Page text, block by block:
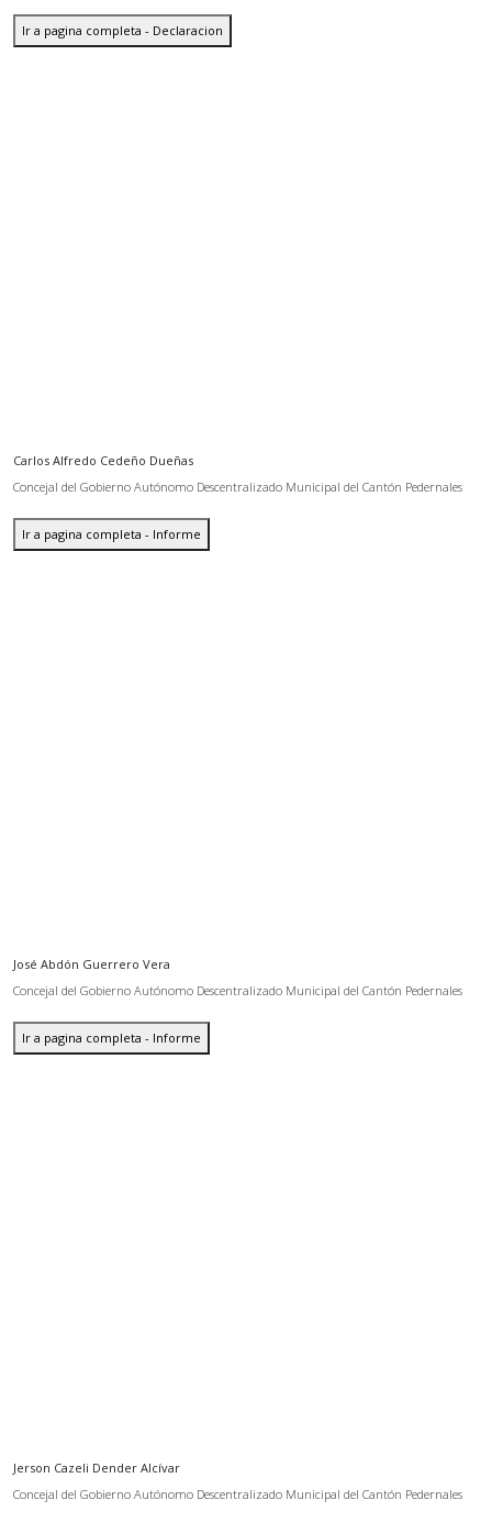
Ir a pagina completa - Declaracion
Carlos Alfredo Cedeño Dueñas
Concejal del Gobierno Autónomo Descentralizado Municipal del Cantón Pedernales
Ir a pagina completa - Informe
José Abdón Guerrero Vera
Concejal del Gobierno Autónomo Descentralizado Municipal del Cantón Pedernales
Ir a pagina completa - Informe
Jerson Cazeli Dender Alcívar
Concejal del Gobierno Autónomo Descentralizado Municipal del Cantón Pedernales